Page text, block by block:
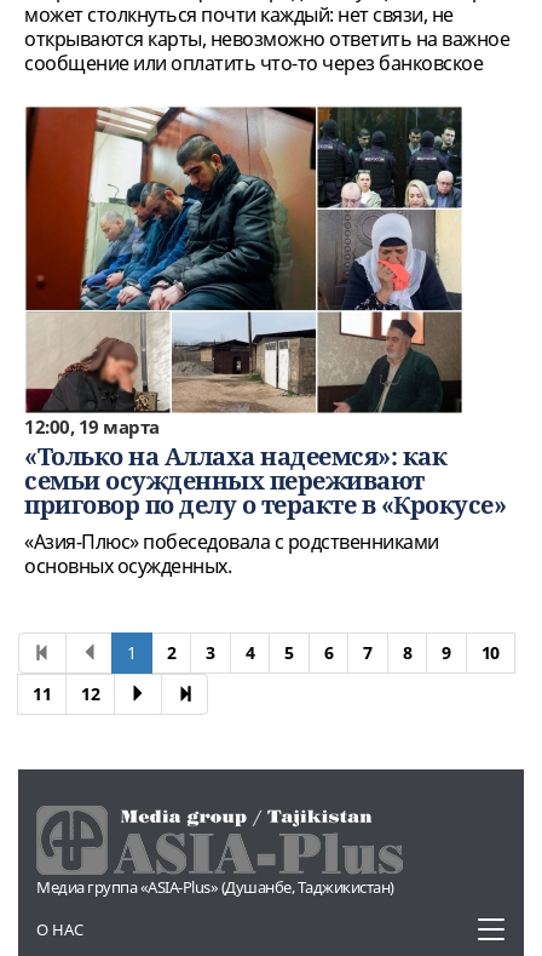
может столкнуться почти каждый: нет связи, не
открываются карты, невозможно ответить на важное
сообщение или оплатить что-то через банковское
12:00, 19 марта
«Только на Аллаха надеемся»: как
семьи осужденных переживают
приговор по делу о теракте в «Крокусе»
«Азия-Плюс» побеседовала с родственниками
основных осужденных.
1 2 3 4 5 6 7 8 9
10
11
12
Медиа группа «ASIA-Plus» (Душанбе, Таджикистан)
О НАС